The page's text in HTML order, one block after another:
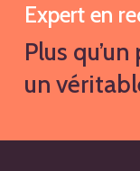
Expert en
Plus
un